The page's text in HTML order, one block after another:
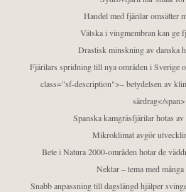
Handel med fjärilar omsätter
Vätska i vingmembran kan ge
Drastisk minskning av danska
Fjärilars spridning till nya områden i Sverige
class="sf-description">– betydelsen av
särdrag</span>
Spanska kamgräsfjärilar hotas
Mikroklimat avgör
Bete i Natura 2000-områden hotar de
Nektar – tema med
Snabb anpassning till dagslängd hjälper